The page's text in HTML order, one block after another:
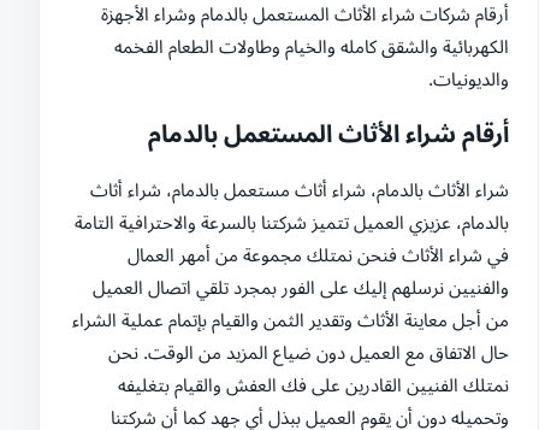
أرقام شركات شراء الأثاث المستعمل بالدمام وشراء الأجهزة
الكهربائية والشقق كامله والخيام وطاولات الطعام الفخمه
والديونيات.
أرقام شراء الأثاث المستعمل بالدمام
شراء الأثاث بالدمام، شراء أثاث مستعمل بالدمام، شراء أثاث
بالدمام، عزيزي العميل تتميز شركتنا بالسرعة والاحترافية التامة
في شراء الأثاث فنحن نمتلك مجموعة من أمهر العمال
والفنيين نرسلهم إليك على الفور بمجرد تلقي اتصال العميل
من أجل معاينة الأثاث وتقدير الثمن والقيام بإتمام عملية الشراء
حال الاتفاق مع العميل دون ضياع المزيد من الوقت. نحن
نمتلك الفنيين القادرين على فك العفش والقيام بتغليفه
وتحميله دون أن يقوم العميل ببذل أي جهد كما أن شركتنا